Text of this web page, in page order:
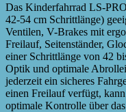
Das Kinderfahrrad LS-
42-54 cm Schrittlänge)
Ventilen, V-Brakes mit
Freilauf, Seitenständer,
einer Schrittlänge von 42
Optik und optimale
jederzeit ein sicheres
einen Freilauf verfügt,
optimale Kontrolle über